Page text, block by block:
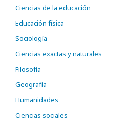
Ciencias de la educación
Educación física
Sociología
Ciencias exactas y naturales
Filosofía
Geografía
Humanidades
Ciencias sociales